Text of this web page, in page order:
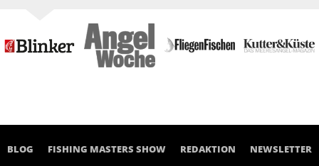
BLOG FISHING MASTERS SHOW REDAKTION
NEWSLETTER